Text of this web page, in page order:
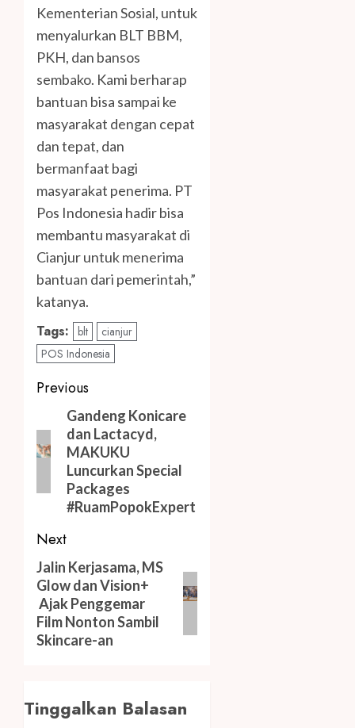
Kementerian Sosial, untuk
menyalurkan BLT BBM,
PKH, dan bansos
sembako. Kami berharap
bantuan bisa sampai ke
masyarakat dengan cepat
dan tepat, dan
bermanfaat bagi
masyarakat penerima. PT
Pos Indonesia hadir bisa
membantu masyarakat di
Cianjur untuk menerima
bantuan dari pemerintah,”
katanya.
Tags: blt
cianjur
POS Indonesia
Post
navigation
Previous
Previous
post:
Gandeng Konicare
dan Lactacyd,
MAKUKU
Luncurkan Special
Packages
#RuamPopokExpert
Next
Next
post:
Jalin Kerjasama, MS
Glow dan Vision+
Ajak Penggemar
Film Nonton Sambil
Skincare-an
Tinggalkan Balasan